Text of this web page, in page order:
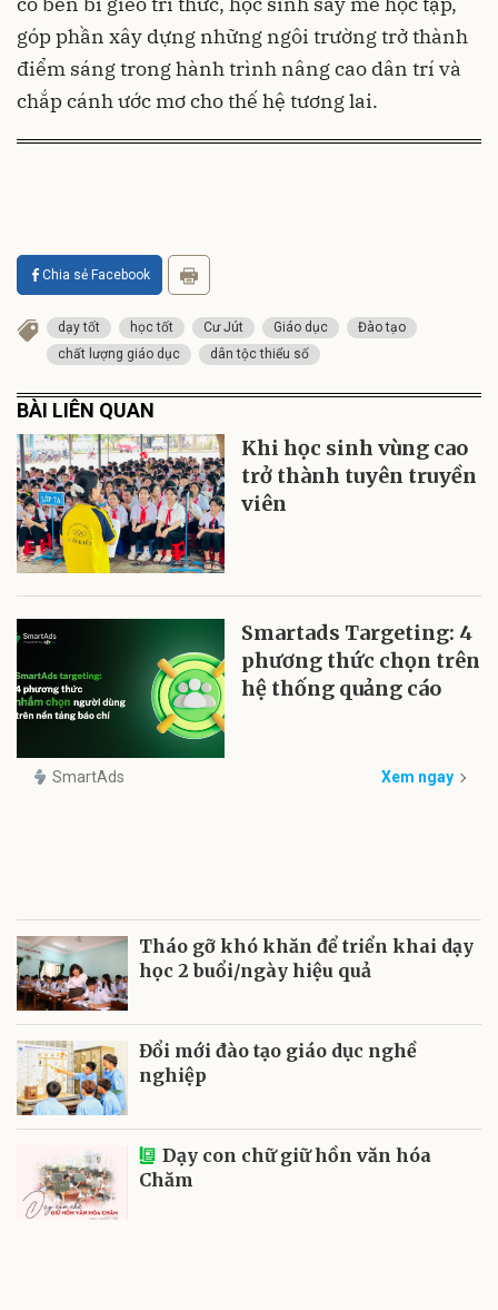
góp phần xây dựng những ngôi trường trở thành
điểm sáng trong hành trình nâng cao dân trí và
chắp cánh ước mơ cho thế hệ tương lai.
Chia sẻ Facebook
dạy tốt học tốt Cư Jút Giáo dục
Đào tạo
chất lượng giáo dục
dân tộc thiểu số
BÀI LIÊN QUAN
Khi học sinh vùng cao
trở thành tuyên truyền
viên
Smartads Targeting: 4
phương thức chọn trên
hệ thống quảng cáo
SmartAds Xem ngay
Tháo gỡ khó khăn để triển khai dạy
học 2 buổi/ngày hiệu quả
Đổi mới đào tạo giáo dục nghề
nghiệp
Dạy con chữ giữ hồn văn hóa
Chăm